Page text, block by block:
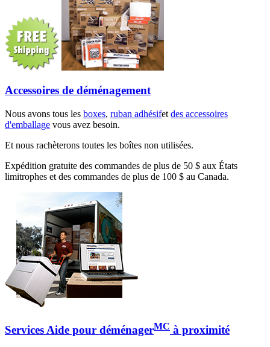
Accessoires de déménagement
Nous avons tous les boxes, ruban adhésifet des accessoires
d'emballage vous avez besoin.
Et nous rachèterons toutes les boîtes non utilisées.
Expédition gratuite des commandes de plus de 50 $ aux États
limitrophes et des commandes de plus de 100 $ au Canada.
Services Aide pour déménagerMC à proximité